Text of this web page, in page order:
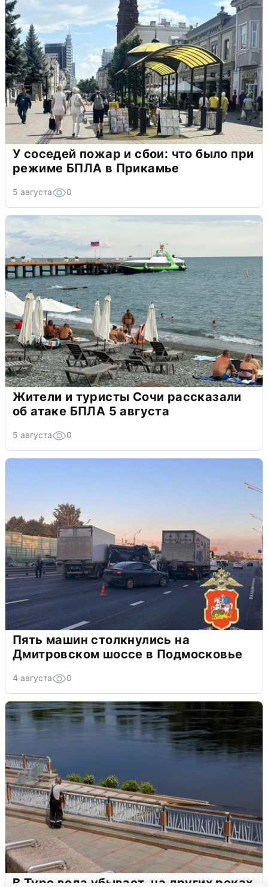
У соседей пожар и сбои: что было при
режиме БПЛА в Прикамье
5 августа 0
Жители и туристы Сочи рассказали
об атаке БПЛА 5 августа
5 августа 0
Пять машин столкнулись на
Дмитровском шоссе в Подмосковье
4 августа 0
В Туре вода убывает, на других реках